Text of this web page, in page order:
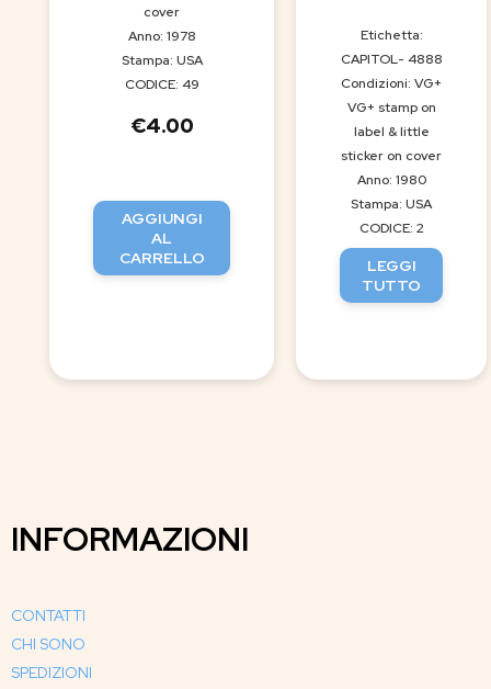
cover
Anno: 1978
Stampa: USA
CODICE: 49
€4.00
AGGIUNGI
AL
CARRELLO
Etichetta:
CAPITOL- 4888
Condizioni: VG+
VG+ stamp on
label & little
sticker on cover
Anno: 1980
Stampa: USA
CODICE: 2
LEGGI
TUTTO
INFORMAZIONI
CONTATTI
CHI SONO
SPEDIZIONI